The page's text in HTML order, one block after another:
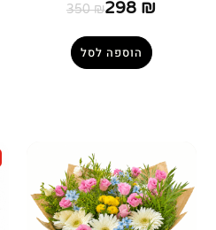
350₪298 ₪
הוספה לסל